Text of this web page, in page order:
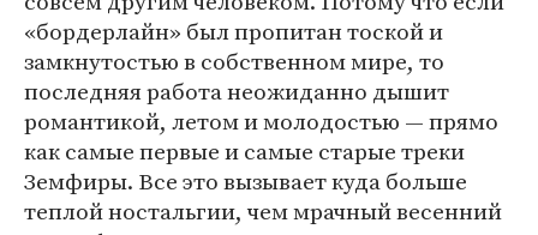
«бордерлайн» был пропитан тоской и
замкнутостью в собственном мире, то
последняя работа неожиданно дышит
романтикой, летом и молодостью — прямо
как самые первые и самые старые треки
Земфиры. Все это вызывает куда больше
теплой ностальгии, чем мрачный весенний